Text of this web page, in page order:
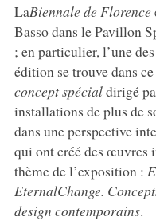
LaBiennale de Florence
Basso dans le Pavillon
; en particulier, l’une
édition se trouve dans
concept spécialdirigé
installations de plus de
dans une perspective
qui ont créé des œuvres
thème de l’exposition :
EternalChange.
design contemporains.